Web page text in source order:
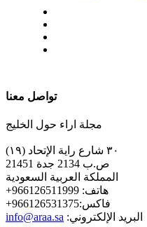
تواصل معنا
مجلة اراء حول الخليج
٣٠ شارع راية الإتحاد (١٩)
ص.ب 2134 جدة 21451
المملكة العربية السعودية
+هاتف: 966126511999
+فاكس:966126531375
info@araa.sa :البريد الإلكتروني